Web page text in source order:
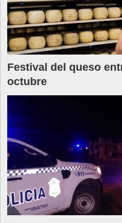
Festival del queso
octubre